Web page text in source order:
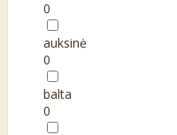
0
auksinė
0
balta
0